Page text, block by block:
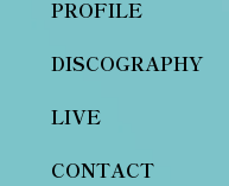
PROFILE
DISCOGRAPHY
LIVE
CONTACT